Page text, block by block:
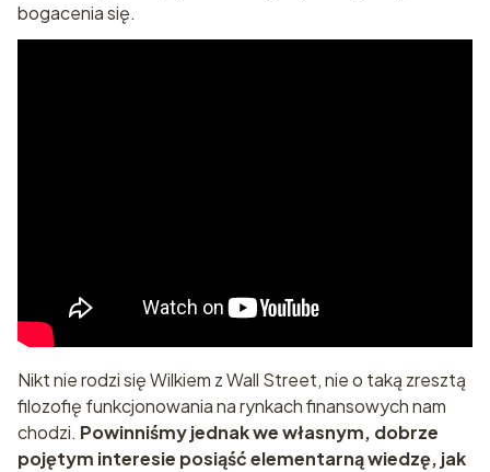
bogacenia się.
Nikt nie rodzi się Wilkiem z Wall Street, nie o taką zresztą
filozofię funkcjonowania na rynkach finansowych nam
chodzi. Powinniśmy jednak we własnym, dobrze
pojętym interesie posiąść elementarną wiedzę, jak